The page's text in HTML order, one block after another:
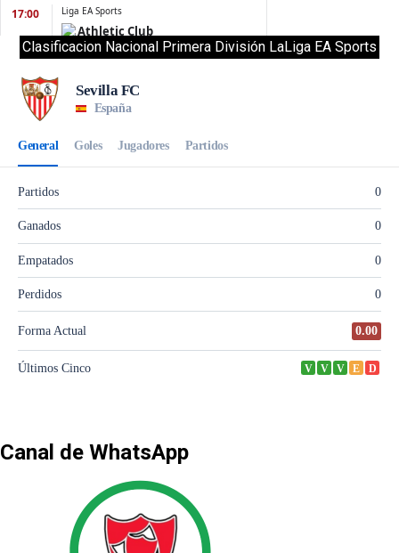
Clasificacion Nacional Primera División LaLiga EA Sports
Canal de WhatsApp